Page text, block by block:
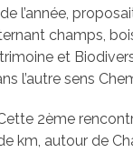
l’année,
champs,
et
l’autre sens
2ème
km, autour de